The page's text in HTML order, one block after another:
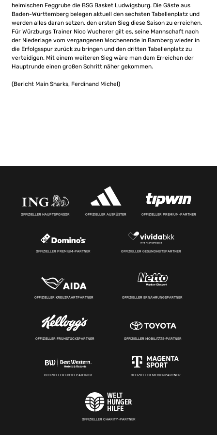
heimischen Feggrube die BSG Basket Ludwigsburg. Die Gäste aus
Baden-Württemberg belegen aktuell den sechsten Tabellenplatz und
werden alles daran setzen, den ersten Sieg diese Saison zu erreichen.
Für Würzburgs Trainer Nico Wucherer gilt es, seine Mannschaft nach
der Niederlage vom vergangenen Wochenende in Bamberg wieder in
die Erfolgsspur zurück zu bringen und den dritten Tabellenplatz zu
verteidigen. Mit einem weiteren Sieg wäre man dem Erreichen der
Hauptrunde einen großen Schritt näher gekommen.
(Bericht Main Sharks, Ferdinand Michel)
OFFIZIELLER HAUPTSPONSOR OFFIZIELLER AUSRÜSTER OFFIZIELLER PREMIUM-PARTNER
OFFIZIELLER PREMIUM-PARTNER OFFIZIELLER GESUNDHEITSPARTNER
OFFIZIELLER KREUZFAHRTPARTNER OFFIZIELLER ERNÄHRUNGSPARTNER
OFFIZIELLER FRÜHSTÜCKSPARTNER OFFIZIELLER MOBILITÄTS-PARTNER
OFFIZIELLER HOTELPARTNER OFFIZIELLER MEDIENPARTNER
OFFIZIELLER CHARITY-PARTNER